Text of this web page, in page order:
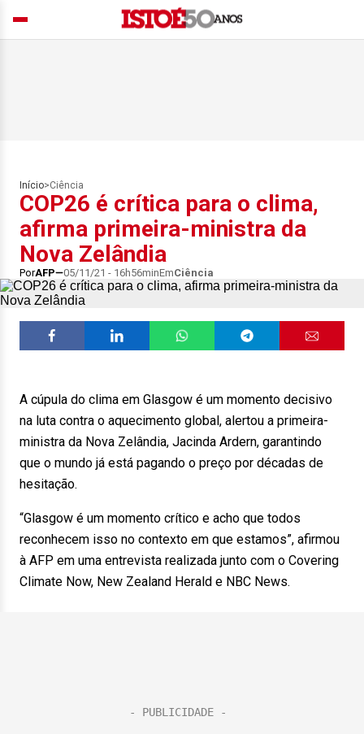
Início>Ciência
COP26 é crítica para o clima,
afirma primeira-ministra da
Nova Zelândia
PorAFP 05/11/21 - 16h56minEmCiência
A cúpula do clima em Glasgow é um momento decisivo
na luta contra o aquecimento global, alertou a primeira-
ministra da Nova Zelândia, Jacinda Ardern, garantindo
que o mundo já está pagando o preço por décadas de
hesitação.
“Glasgow é um momento crítico e acho que todos
reconhecem isso no contexto em que estamos”, afirmou
à AFP em uma entrevista realizada junto com o Covering
Climate Now, New Zealand Herald e NBC News.